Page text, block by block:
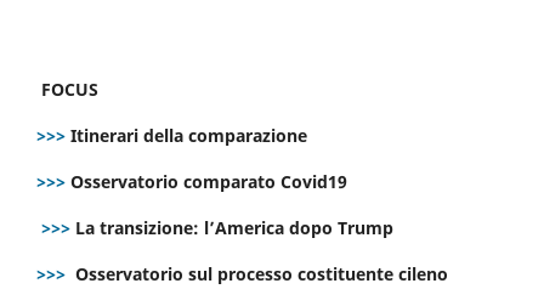
FOCUS
>>> Itinerari della comparazione
>>> Osservatorio comparato Covid19
>>> La transizione: l’America dopo Trump
>>> Osservatorio sul processo costituente cileno